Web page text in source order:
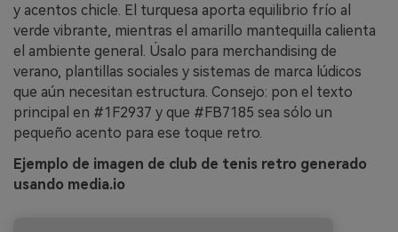
y acentos chicle. El turquesa aporta equilibrio frío al
verde vibrante, mientras el amarillo mantequilla calienta
el ambiente general. Úsalo para merchandising de
verano, plantillas sociales y sistemas de marca lúdicos
que aún necesitan estructura. Consejo: pon el texto
principal en #1F2937 y que #FB7185 sea sólo un
pequeño acento para ese toque retro.
Ejemplo de imagen de club de tenis retro generado
usando media.io